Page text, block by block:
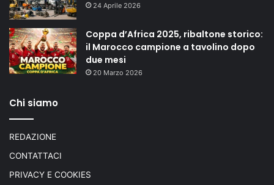
24 Aprile 2026
Coppa d’Africa 2025, ribaltone storico:
il Marocco campione a tavolino dopo
due mesi
20 Marzo 2026
Chi siamo
REDAZIONE
CONTATTACI
PRIVACY E COOKIES